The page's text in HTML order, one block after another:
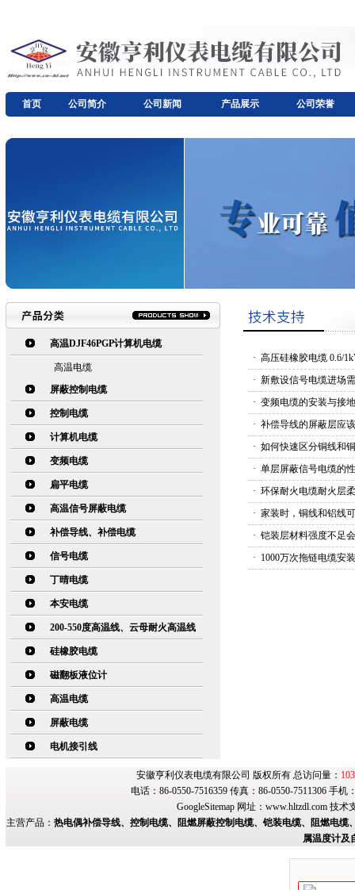
首页 公司简介 公司新闻 产品展示 公司荣誉
高温DJF46PGP计算机电缆
高温电缆
屏蔽控制电缆
控制电缆
计算机电缆
变频电缆
扁平电缆
高温信号屏蔽电缆
补偿导线、补偿电缆
信号电缆
丁晴电缆
本安电缆
200-550度高温线、云母耐火高温线
硅橡胶电缆
磁翻板液位计
高温电缆
屏蔽电缆
电机接引线
· 高压硅橡胶电缆 0.6/
· 新敷设信号电缆进场
· 变频电缆的安装与接地
· 补偿导线的屏蔽层应
· 如何快速区分铜线和
· 单层屏蔽信号电缆的
· 环保耐火电缆耐火层
· 家装时，铜线和铝线
· 铠装层材料强度不足
· 1000万次拖链电缆安
安徽亨利仪表电缆有限公司 版权所有 总访问量：
电话：86-0550-7516359 传真：86-0550-7511306 手
GoogleSitemap网址： www.hltzdl.com技术
主营产品： 热电偶补偿导线、控制电缆、阻燃屏蔽控制电缆、铠装电缆、阻燃电
属温度计及